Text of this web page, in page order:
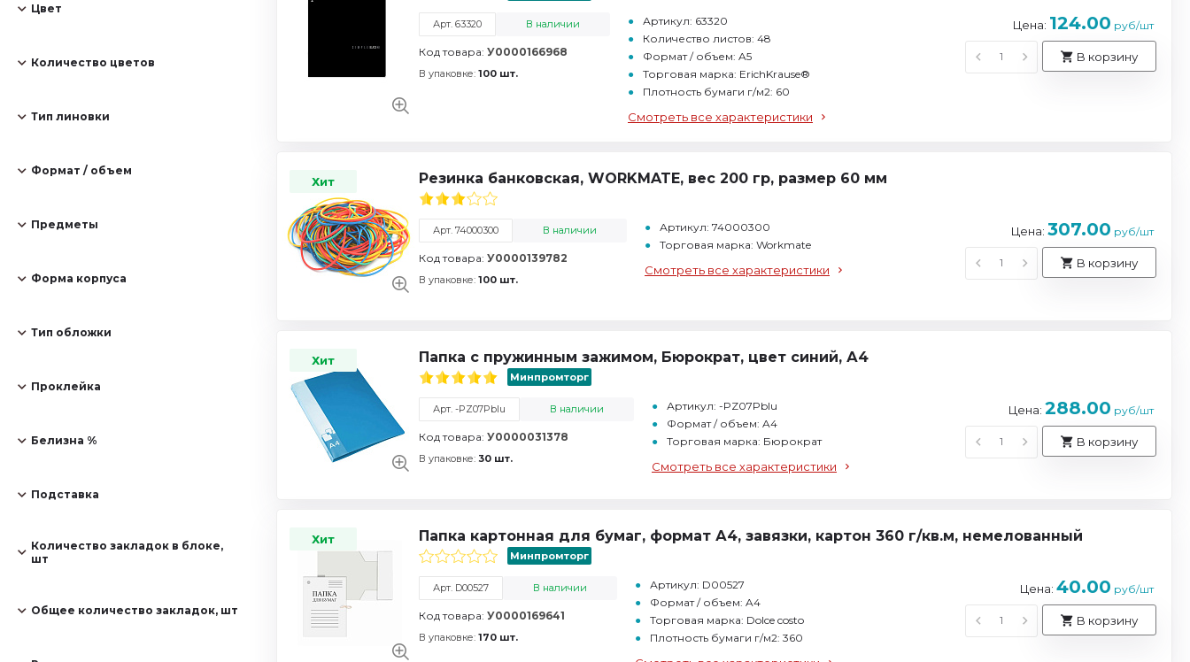
Цвет
Количество цветов
Тип линовки
Формат / объем
Предметы
Форма корпуса
Тип обложки
Проклейка
Белизна %
Подставка
Количество закладок в блоке,
шт
Общее количество закладок, шт
Арт. 63320 В наличии
Код товара: У0000166968
В упаковке: 100 шт.
Артикул: 63320
Количество листов: 48
Формат / объем: A5
Торговая марка: ErichKrause®
Плотность бумаги г/м2: 60
Смотреть все характеристики
Цена: 124.00 руб/шт
В корзину
Хит Резинка банковская, WORKMATE, вес 200 гр, размер 60 мм
Арт. 74000300 В наличии
Код товара: У0000139782
В упаковке: 100 шт.
Артикул: 74000300
Торговая марка: Workmate
Смотреть все характеристики
Цена: 307.00 руб/шт
В корзину
Хит Папка с пружинным зажимом, Бюрократ, цвет синий, А4
Минпромторг
Арт. -PZ07Pblu В наличии
Код товара: У0000031378
В упаковке: 30 шт.
Артикул: -PZ07Pblu
Формат / объем: A4
Торговая марка: Бюрократ
Смотреть все характеристики
Цена: 288.00 руб/шт
В корзину
Хит Папка картонная для бумаг, формат А4, завязки, картон 360 г/кв.м, немелованный
Минпромторг
Арт. D00527 В наличии
Код товара: У0000169641
В упаковке: 170 шт.
Артикул: D00527
Формат / объем: A4
Торговая марка: Dolce costo
Плотность бумаги г/м2: 360
Цена: 40.00 руб/шт
В корзину